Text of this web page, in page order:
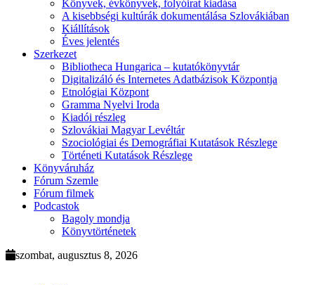
Könyvek, évkönyvek, folyóirat kiadása
A kisebbségi kultúrák dokumentálása Szlovákiában
Kiállítások
Éves jelentés
Szerkezet
Bibliotheca Hungarica – kutatókönyvtár
Digitalizáló és Internetes Adatbázisok Központja
Etnológiai Központ
Gramma Nyelvi Iroda
Kiadói részleg
Szlovákiai Magyar Levéltár
Szociológiai és Demográfiai Kutatások Részlege
Történeti Kutatások Részlege
Könyváruház
Fórum Szemle
Fórum filmek
Podcastok
Bagoly mondja
Könyvtörténetek
szombat, augusztus 8, 2026